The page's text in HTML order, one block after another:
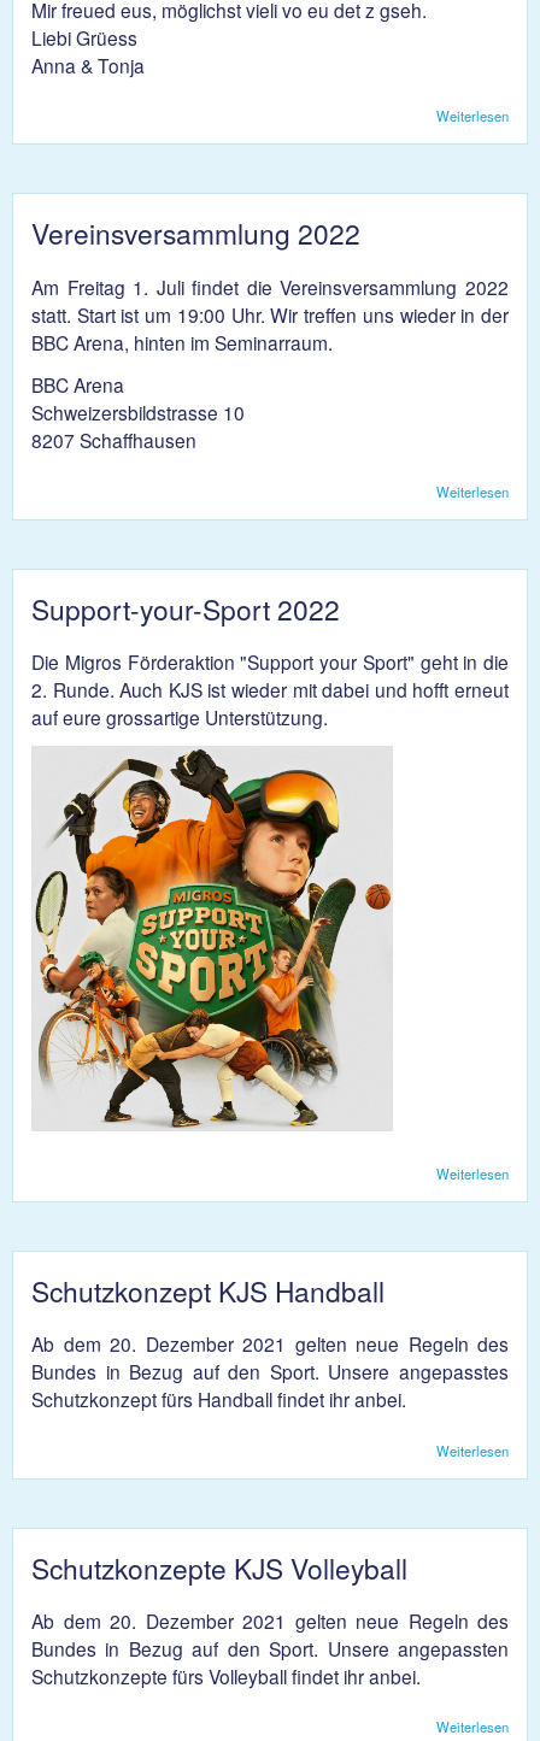
Mir freued eus, möglichst vieli vo eu det z gseh.
Liebi Grüess
Anna & Tonja
Weiterlesen
Vereinsversammlung 2022
Am Freitag 1. Juli findet die Vereinsversammlung 2022
statt. Start ist um 19:00 Uhr. Wir treffen uns wieder in der
BBC Arena, hinten im Seminarraum.
BBC Arena
Schweizersbildstrasse 10
8207 Schaffhausen
Weiterlesen
Support-your-Sport 2022
Die Migros Förderaktion "Support your Sport" geht in die
2. Runde. Auch KJS ist wieder mit dabei und hofft erneut
auf eure grossartige Unterstützung.
Weiterlesen
2022
Schutzkonzept KJS Handball
Ab dem 20. Dezember 2021 gelten neue Regeln des
Bundes in Bezug auf den Sport. Unsere angepasstes
Schutzkonzept fürs Handball findet ihr anbei.
Weiterlesen
Schutzkonzepte KJS Volleyball
Ab dem 20. Dezember 2021 gelten neue Regeln des
Bundes in Bezug auf den Sport. Unsere angepassten
Schutzkonzepte fürs Volleyball findet ihr anbei.
Weiterlesen